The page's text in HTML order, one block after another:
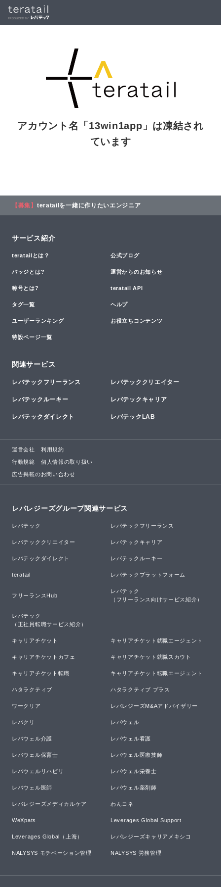
アカウント名「 13win1app 」は凍結され
ています
【募集】 teratailを一緒に作りたいエンジニア
サービス紹介
teratailとは？ 公式ブログ
バッジとは? 運営からのお知らせ
称号とは? teratail API
タグ一覧 ヘルプ
ユーザーランキング お役立ちコンテンツ
特設ページ一覧
関連サービス
レバテックフリーランス レバテッククリエイター
レバテックルーキー レバテックキャリア
レバテックダイレクト レバテックLAB
運営会社 利用規約
行動規範 個人情報の取り扱い
広告掲載のお問い合わせ
レバレジーズグループ関連サービス
レバテック レバテックフリーランス
レバテッククリエイター レバテックキャリア
レバテックダイレクト レバテックルーキー
teratail レバテックプラットフォーム
フリーランスHub
レバテック
（フリーランス向けサービス紹介）
レバテック
（正社員転職サービス紹介）
キャリアチケット キャリアチケット就職エージェント
キャリアチケットカフェ キャリアチケット就職スカウト
キャリアチケット転職 キャリアチケット転職エージェント
ハタラクティブ ハタラクティブ プラス
ワークリア レバレジーズM&Aアドバイザリー
レバクリ レバウェル
レバウェル介護 レバウェル看護
レバウェル保育士 レバウェル医療技師
レバウェルリハビリ レバウェル栄養士
レバウェル医師 レバウェル薬剤師
レバレジーズメディカルケア わんコネ
WeXpats Leverages Global Support
Leverages Global（上海） レバレジーズキャリアメキシコ
NALYSYS モチベーション管理 NALYSYS 労務管理